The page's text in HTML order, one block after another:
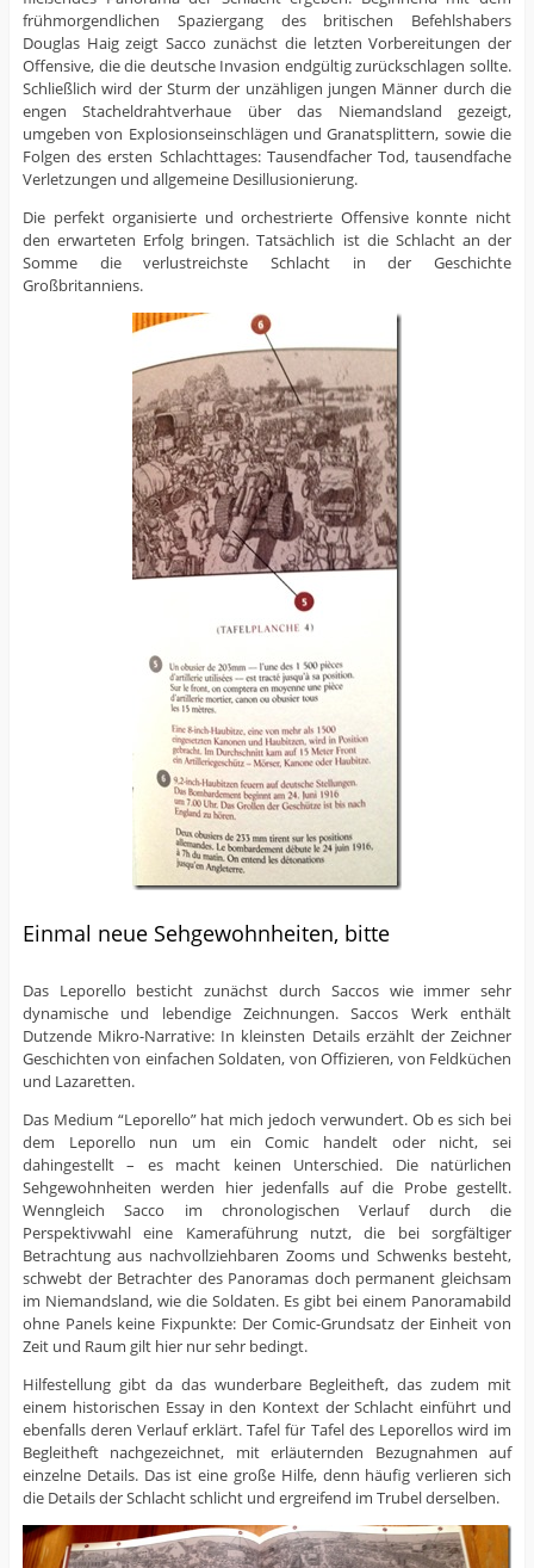
frühmorgendlichen Spaziergang des britischen Befehlshabers
Douglas Haig zeigt Sacco zunächst die letzten Vorbereitungen der
Offensive, die die deutsche Invasion endgültig zurückschlagen sollte.
Schließlich wird der Sturm der unzähligen jungen Männer durch die
engen Stacheldrahtverhaue über das Niemandsland gezeigt,
umgeben von Explosionseinschlägen und Granatsplittern, sowie die
Folgen des ersten Schlachttages: Tausendfacher Tod, tausendfache
Verletzungen und allgemeine Desillusionierung.
Die perfekt organisierte und orchestrierte Offensive konnte nicht
den erwarteten Erfolg bringen. Tatsächlich ist die Schlacht an der
Somme die verlustreichste Schlacht in der Geschichte
Großbritanniens.
Einmal neue Sehgewohnheiten, bitte
Das Leporello besticht zunächst durch Saccos wie immer sehr
dynamische und lebendige Zeichnungen. Saccos Werk enthält
Dutzende Mikro-Narrative: In kleinsten Details erzählt der Zeichner
Geschichten von einfachen Soldaten, von Offizieren, von Feldküchen
und Lazaretten.
Das Medium “Leporello” hat mich jedoch verwundert. Ob es sich bei
dem Leporello nun um ein Comic handelt oder nicht, sei
dahingestellt – es macht keinen Unterschied. Die natürlichen
Sehgewohnheiten werden hier jedenfalls auf die Probe gestellt.
Wenngleich Sacco im chronologischen Verlauf durch die
Perspektivwahl eine Kameraführung nutzt, die bei sorgfältiger
Betrachtung aus nachvollziehbaren Zooms und Schwenks besteht,
schwebt der Betrachter des Panoramas doch permanent gleichsam
im Niemandsland, wie die Soldaten. Es gibt bei einem Panoramabild
ohne Panels keine Fixpunkte: Der Comic-Grundsatz der Einheit von
Zeit und Raum gilt hier nur sehr bedingt.
Hilfestellung gibt da das wunderbare Begleitheft, das zudem mit
einem historischen Essay in den Kontext der Schlacht einführt und
ebenfalls deren Verlauf erklärt. Tafel für Tafel des Leporellos wird im
Begleitheft nachgezeichnet, mit erläuternden Bezugnahmen auf
einzelne Details. Das ist eine große Hilfe, denn häufig verlieren sich
die Details der Schlacht schlicht und ergreifend im Trubel derselben.